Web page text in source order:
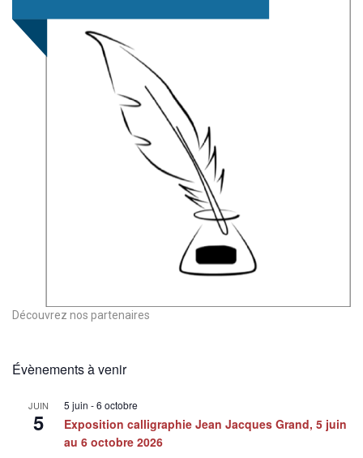
Découvrez nos partenaires
Évènements à venir
JUIN
5
5 juin -6 octobre
Exposition calligraphie Jean Jacques Grand, 5 juin
au 6 octobre 2026